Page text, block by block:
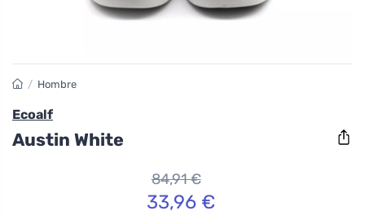
/ Hombre
Ecoalf
Austin White
84,91 €
33,96 €